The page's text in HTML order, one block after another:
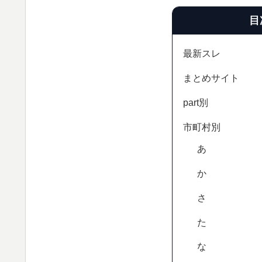
最新スレ
まとめサイト
part別
市町村別
あ
か
さ
た
な